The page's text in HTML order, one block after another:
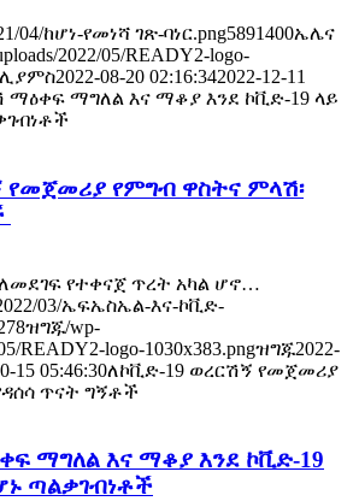
04/ከሆነ-የመነሻ ገጽ-ባነር.png5891400ኤሌና
2022/05/READY2-logo-
2022-08-20 02:16:342022-12-11
ማዕቀፍ ማግለል እና ማቆያ እንደ ኮቪድ-19 ላይ
የመጀመሪያ የምግብ ዋስትና ምላሽ፡
የተቀናጀ ጥረት አካል ሆኖ…
03/ኤፍኤስኤል-እና-ኮቪድ-
ዝግጁ/wp-
READY2-logo-1030x383.pngዝግጁ2022-
15 05:46:30ለኮቪድ-19 ወረርሽኝ የመጀመሪያ
ጥናት ግኝቶች
ማግለል እና ማቆያ እንደ ኮቪድ-19
ጣልቃገብነቶች